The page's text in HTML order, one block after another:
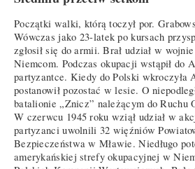
Początki walki, którą toczył por.
Wówczas jako 23-latek po kursach
zgłosił się do armii. Brał udział w
Niemcom. Podczas okupacji wstąpił do
partyzantce. Kiedy do Polski wkroczyła
postanowił pozostać w lesie. O
batalionie „Znicz” należącym do
W czerwcu 1945 roku wziął udział w
partyzanci uwolnili 32 więźniów
Bezpieczeństwa w Mławie. Niedługo
amerykańskiej strefy okupacyjnej w